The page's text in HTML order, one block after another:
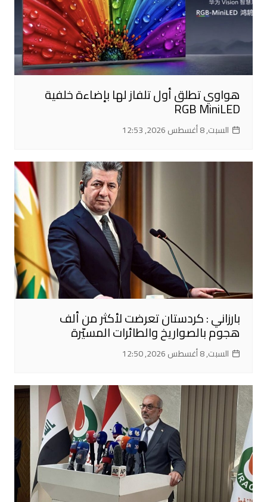
هواوي تطلق أول تلفاز لها بإضاءة خلفية
RGB MiniLED
السبت, 8 أغسطس 2026, 12:53
بارزاني : كردستان تعرضت لأكثر من ألف
هجوم بالصواريخ والطائرات المسيّرة
السبت, 8 أغسطس 2026, 12:50